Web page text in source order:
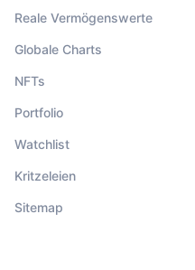
Reale Vermögenswerte
Globale Charts
NFTs
Portfolio
Watchlist
Kritzeleien
Sitemap